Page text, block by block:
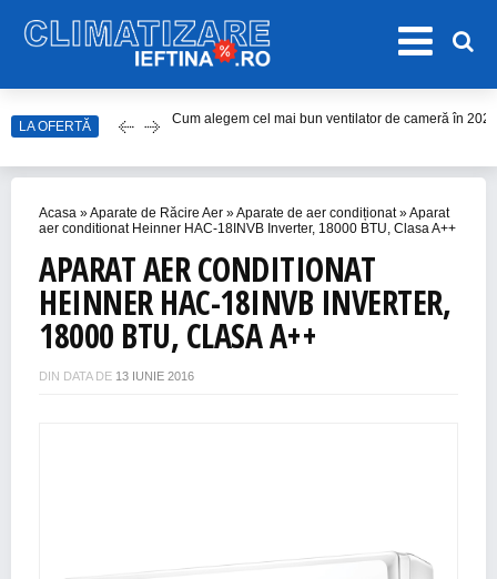
LA OFERTĂ Care este cel mai bun model de ventilator de tavan
Accesorii Aer Condiționat – 15 Lucruri de Bifat
Cum alegem cel mai bun ventilator de cameră în
Acasa »Aparate de Răcire Aer »Aparate de aer condiționat»Aparat
aer conditionat Heinner HAC-18INVB Inverter, 18000 BTU, Clasa A++
APARAT AER CONDITIONAT
HEINNER HAC-18INVB INVERTER,
18000 BTU, CLASA A++
DIN DATA DE 13 IUNIE 2016